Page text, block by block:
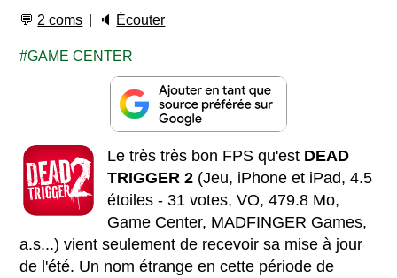
💬 2 coms 🔈 Écouter
GAME CENTER
Le très très bon FPS qu'est DEAD
TRIGGER 2 (Jeu, iPhone et iPad, 4.5
étoiles - 31 votes, VO, 479.8 Mo,
Game Center, MADFINGER Games,
a.s...) vient seulement de recevoir sa mise à jour
de l'été. Un nom étrange en cette période de